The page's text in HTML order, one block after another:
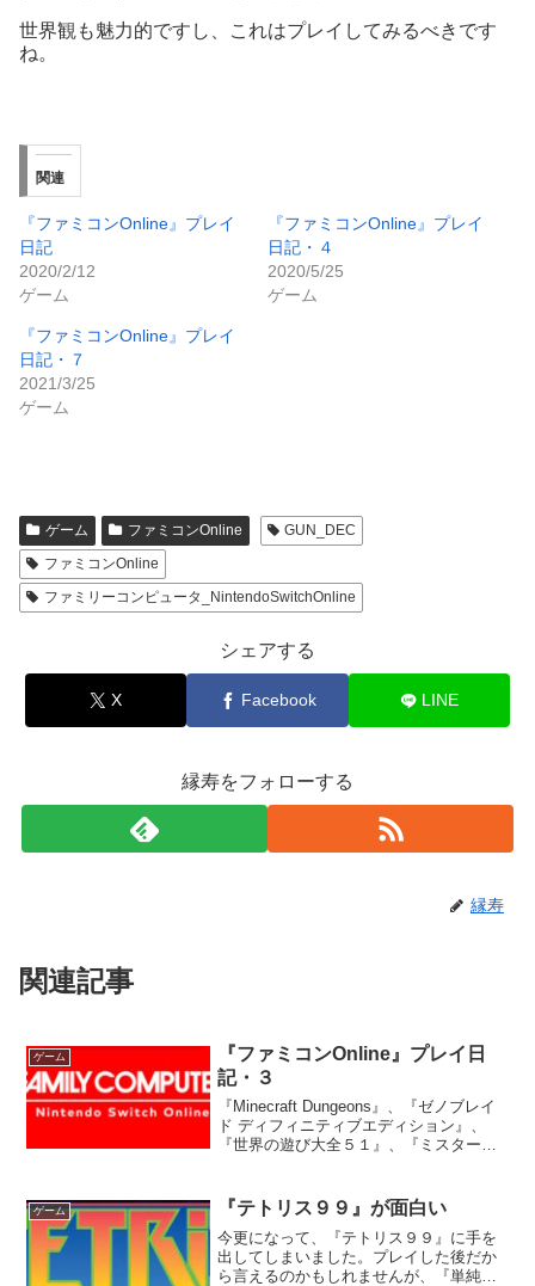
世界観も魅力的ですし、これはプレイしてみるべきです
ね。
関連
『ファミコンOnline』プレイ
日記
2020/2/12
ゲーム
『ファミコンOnline』プレイ
日記・４
2020/5/25
ゲーム
『ファミコンOnline』プレイ
日記・７
2021/3/25
ゲーム
ゲーム ファミコンOnline
GUN_DEC
ファミコンOnline
ファミリーコンピュータ_NintendoSwitchOnline
シェアする
X Facebook LINE
縁寿をフォローする
縁寿
関連記事
ゲーム
『ファミコンOnline』プレイ日
記・３
『Minecraft Dungeons』、『ゼノブレイ
ド ディフィニティブエディション』、
『世界の遊び大全５１』、『ミスタード
ーマリオ オリガミキング』。立て続け
に発売...
ゲーム 『テトリス９９』が面白い
今更になって、『テトリス９９』に手を
出してしまいました。プレイした後だか
ら言えるのかもしれませんが、『単純だ